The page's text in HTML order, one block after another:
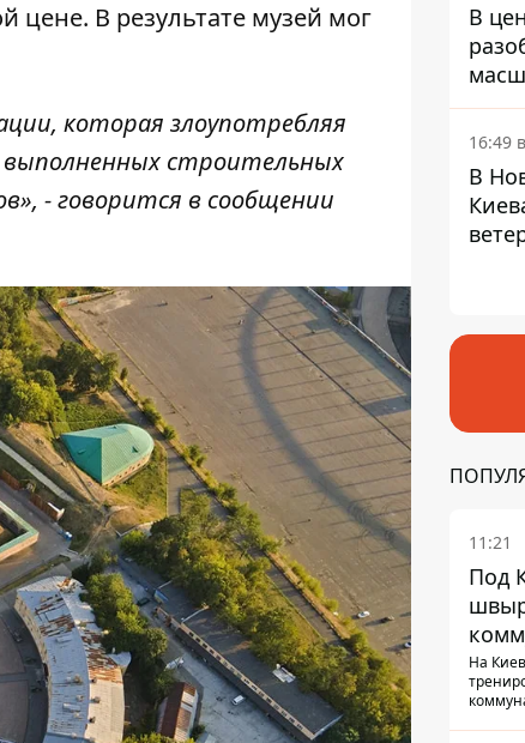
В результате музей мог
которая злоупотребляя
строительных
- говорится в сообщении
В
16:49
В
11:21
Под
что
На